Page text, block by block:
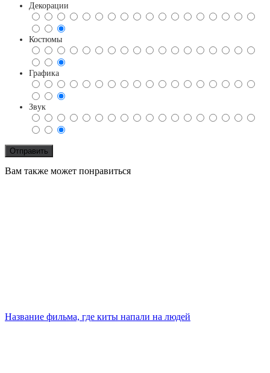
Декорации
Костюмы
Графика
Звук
Вам также может понравиться
Название фильма, где киты напали на людей